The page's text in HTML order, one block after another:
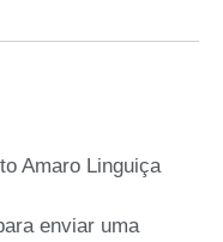
Amaro Linguiça
enviar uma